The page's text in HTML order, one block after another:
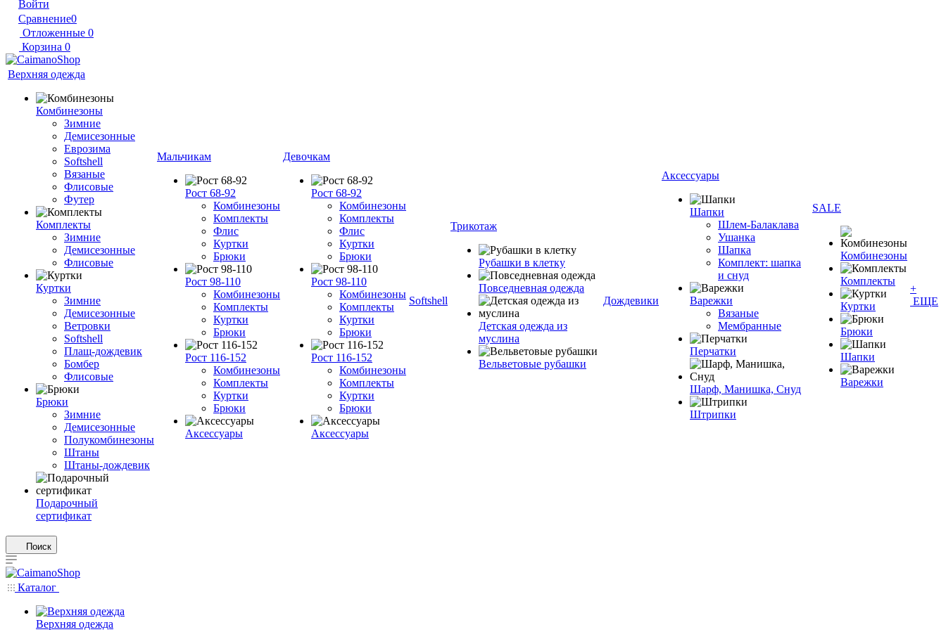
Войти
Сравнение0
Отложенные 0
Корзина 0
Верхняя одежда
Комбинезоны
Зимние
Демисезонные
Еврозима
Softshell
Вязаные
Флисовые
Футер
Комплекты
Зимние
Демисезонные
Флисовые
Куртки
Зимние
Демисезонные
Ветровки
Softshell
Плащ-дождевик
Бомбер
Флисовые
Брюки
Зимние
Демисезонные
Полукомбинезоны
Штаны
Штаны-дождевик
Подарочный
сертификат
Мальчикам
Рост 68-92
Комбинезоны
Комплекты
Флис
Куртки
Брюки
Рост 98-110
Комбинезоны
Комплекты
Куртки
Брюки
Рост 116-152
Комбинезоны
Комплекты
Куртки
Брюки
Аксессуары
Девочкам
Рост 68-92
Комбинезоны
Комплекты
Флис
Куртки
Брюки
Рост 98-110
Комбинезоны
Комплекты
Куртки
Брюки
Рост 116-152
Комбинезоны
Комплекты
Куртки
Брюки
Аксессуары
Softshell
Трикотаж
Рубашки в клетку
Повседневная одежда
Детская одежда из
муслина
Вельветовые рубашки
Дождевики
Аксессуары
Шапки
Шлем-Балаклава
Ушанка
Шапка
Комплект: шапка
и снуд
Варежки
Вязаные
Мембранные
Перчатки
Шарф, Манишка, Снуд
Штрипки
SALE
Комбинезоны
Комплекты
Куртки
Брюки
Шапки
Варежки
+
ЕЩЕ
Поиск
Каталог
Верхняя одежда